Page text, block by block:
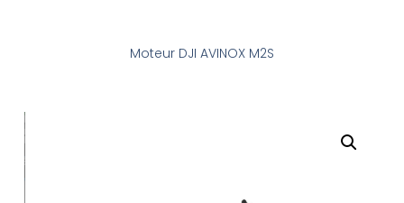
Moteur DJI AVINOX M2S